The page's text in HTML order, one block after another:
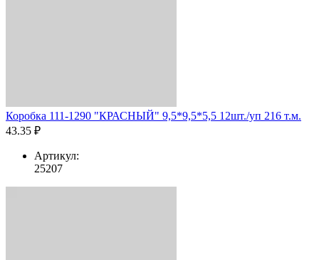
Коробка 111-1290 "КРАСНЫЙ" 9,5*9,5*5,5 12шт./уп 216 т.м.
43.35 ₽
Артикул:
25207